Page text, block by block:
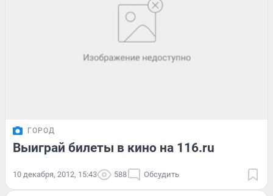
ГОРОД
Выиграй билеты в кино на 116.ru
10 декабря, 2012, 15:43 588 Обсудить